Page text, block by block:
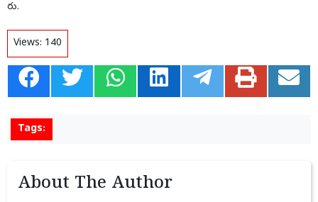
రు.
Views: 140
Tags:
About The Author